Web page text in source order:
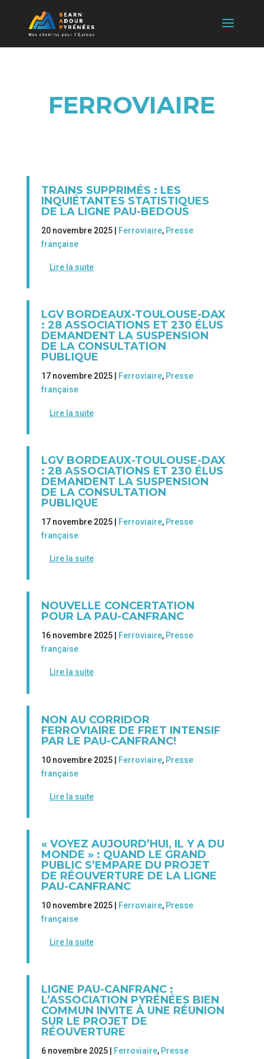
FERROVIAIRE
TRAINS SUPPRIMÉS : LES
INQUIÉTANTES STATISTIQUES
DE LA LIGNE PAU-BEDOUS
20 novembre 2025 | Ferroviaire, Presse
française
Lire la suite
LGV BORDEAUX-TOULOUSE-DAX
: 28 ASSOCIATIONS ET 230 ÉLUS
DEMANDENT LA SUSPENSION
DE LA CONSULTATION
PUBLIQUE
17 novembre 2025 | Ferroviaire, Presse
française
Lire la suite
LGV BORDEAUX-TOULOUSE-DAX
: 28 ASSOCIATIONS ET 230 ÉLUS
DEMANDENT LA SUSPENSION
DE LA CONSULTATION
PUBLIQUE
17 novembre 2025 | Ferroviaire, Presse
française
Lire la suite
NOUVELLE CONCERTATION
POUR LA PAU-CANFRANC
16 novembre 2025 | Ferroviaire, Presse
française
Lire la suite
NON AU CORRIDOR
FERROVIAIRE DE FRET INTENSIF
PAR LE PAU-CANFRANC!
10 novembre 2025 | Ferroviaire, Presse
française
Lire la suite
« VOYEZ AUJOURD’HUI, IL Y A DU
MONDE » : QUAND LE GRAND
PUBLIC S’EMPARE DU PROJET
DE RÉOUVERTURE DE LA LIGNE
PAU-CANFRANC
10 novembre 2025 | Ferroviaire, Presse
française
Lire la suite
LIGNE PAU-CANFRANC :
L’ASSOCIATION PYRÉNÉES BIEN
COMMUN INVITE À UNE RÉUNION
SUR LE PROJET DE
RÉOUVERTURE
6 novembre 2025 | Ferroviaire, Presse